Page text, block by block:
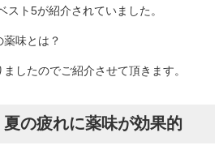
スト5が紹介されていました。
味とは？
したのでご紹介させて頂きます。
の疲れに薬味が効果的